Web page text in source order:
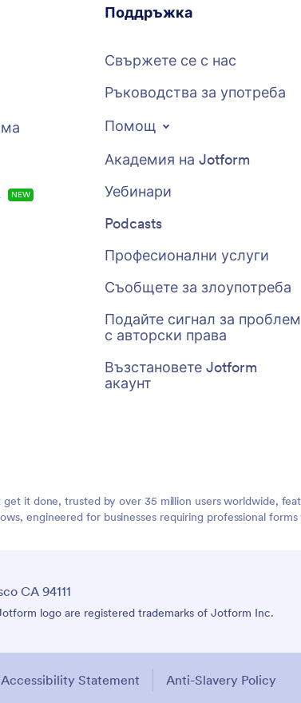
NEW
Поддръжка
Свържете се с нас
Ръководства за употреба
Помощ
Академия на Jotform
Уебинари
Podcasts
Професионални услуги
Съобщете за злоупотреба
Подайте сигнал за проблем
с авторски права
Възстановете Jotform
акаунт
it done, trusted by over 35 million users worldwide,
engineered for businesses requiring professional
CA 94111
logo are registered trademarks of Jotform Inc.
Accessibility Statement Anti-Slavery Policy